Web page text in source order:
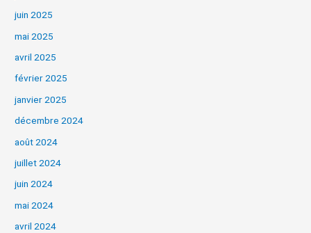
juin 2025
mai 2025
avril 2025
février 2025
janvier 2025
décembre 2024
août 2024
juillet 2024
juin 2024
mai 2024
avril 2024